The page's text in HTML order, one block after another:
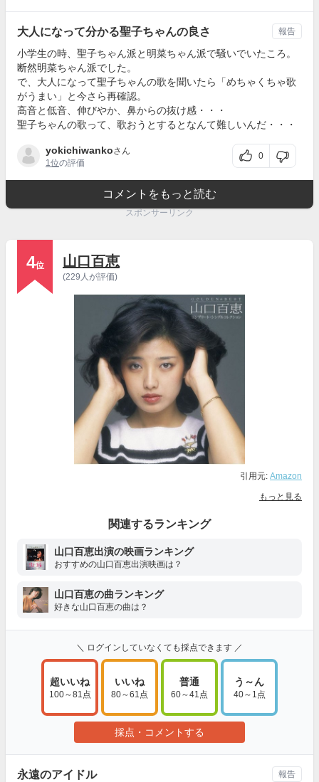
大人になって分かる聖子ちゃんの良さ
小学生の時、聖子ちゃん派と明菜ちゃん派で騒いでいたころ。
断然明菜ちゃん派でした。
で、大人になって聖子ちゃんの歌を聞いたら「めちゃくちゃ歌
がうまい」と今さら再確認。
高音と低音、伸びやか、鼻からの抜け感・・・
聖子ちゃんの歌って、歌おうとするとなんて難しいんだ・・・
yokichiwankoさん
1位の評価
0
報告
コメントをもっと読む
スポンサーリンク
4位 山口百恵
(229人が評価)
引用元: Amazon
もっと見る
関連するランキング
山口百恵出演の映画ランキング
おすすめの山口百恵出演映画は？
山口百恵の曲ランキング
好きな山口百恵の曲は？
＼ ログインしていなくても採点できます ／
超いいね
100～81点
いいね
80～61点
普通
60～41点
う～ん
40～1点
採点・コメントする
永遠のアイドル 報告